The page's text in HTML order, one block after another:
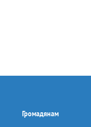
Громадянам